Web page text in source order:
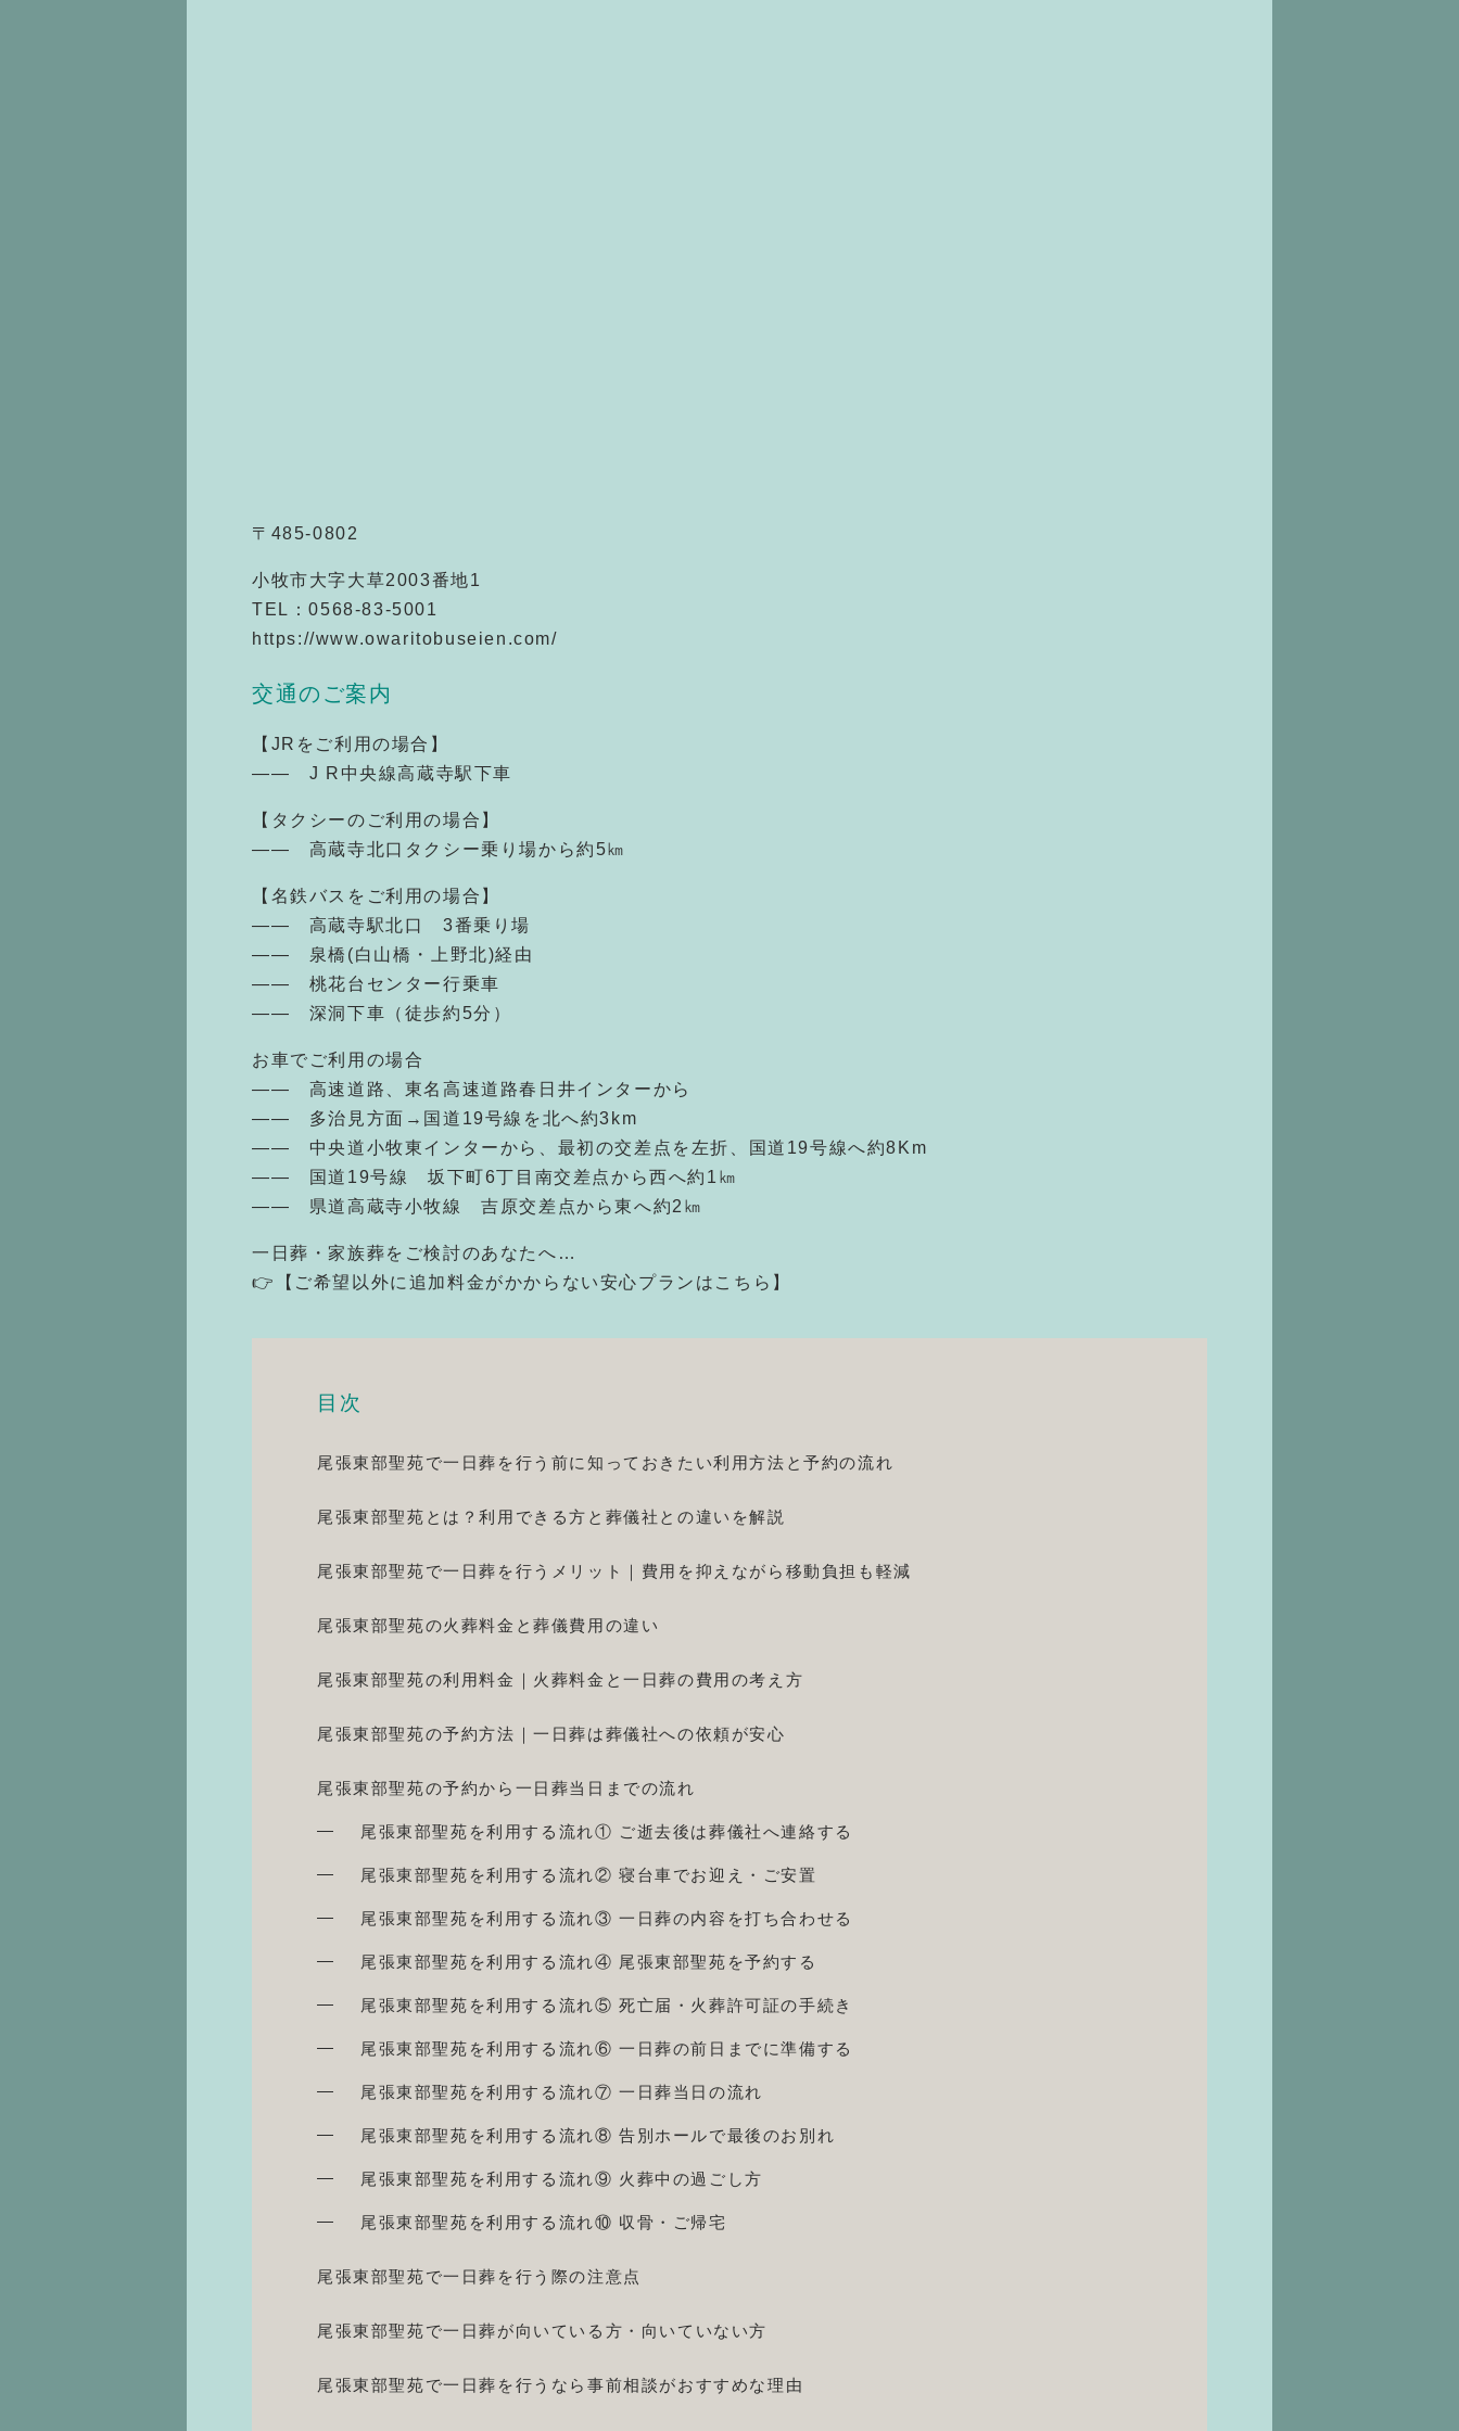
〒485-0802
小牧市大字大草2003番地1
TEL：0568-83-5001
https://www.owaritobuseien.com/
交通のご案内
【JRをご利用の場合】
—— J R中央線高蔵寺駅下車
【タクシーのご利用の場合】
—— 高蔵寺北口タクシー乗り場から約5㎞
【名鉄バスをご利用の場合】
—— 高蔵寺駅北口 3番乗り場
—— 泉橋(白山橋・上野北)経由
—— 桃花台センター行乗車
—— 深洞下車（徒歩約5分）
お車でご利用の場合
—— 高速道路、東名高速道路春日井インターから
—— 多治見方面→国道19号線を北へ約3km
—— 中央道小牧東インターから、最初の交差点を左折、国道19号線へ約8Km
—— 国道19号線 坂下町6丁目南交差点から西へ約1㎞
—— 県道高蔵寺小牧線 吉原交差点から東へ約2㎞
一日葬・家族葬をご検討のあなたへ…
👉【ご希望以外に追加料金がかからない安心プランはこちら】
目次
尾張東部聖苑で一日葬を行う前に知っておきたい利用方法と予約の流れ
尾張東部聖苑とは？利用できる方と葬儀社との違いを解説
尾張東部聖苑で一日葬を行うメリット｜費用を抑えながら移動負担も軽減
尾張東部聖苑の火葬料金と葬儀費用の違い
尾張東部聖苑の利用料金｜火葬料金と一日葬の費用の考え方
尾張東部聖苑の予約方法｜一日葬は葬儀社への依頼が安心
尾張東部聖苑の予約から一日葬当日までの流れ
尾張東部聖苑を利用する流れ① ご逝去後は葬儀社へ連絡する
尾張東部聖苑を利用する流れ② 寝台車でお迎え・ご安置
尾張東部聖苑を利用する流れ③ 一日葬の内容を打ち合わせる
尾張東部聖苑を利用する流れ④ 尾張東部聖苑を予約する
尾張東部聖苑を利用する流れ⑤ 死亡届・火葬許可証の手続き
尾張東部聖苑を利用する流れ⑥ 一日葬の前日までに準備する
尾張東部聖苑を利用する流れ⑦ 一日葬当日の流れ
尾張東部聖苑を利用する流れ⑧ 告別ホールで最後のお別れ
尾張東部聖苑を利用する流れ⑨ 火葬中の過ごし方
尾張東部聖苑を利用する流れ⑩ 収骨・ご帰宅
尾張東部聖苑で一日葬を行う際の注意点
尾張東部聖苑で一日葬が向いている方・向いていない方
尾張東部聖苑で一日葬を行うなら事前相談がおすすめな理由